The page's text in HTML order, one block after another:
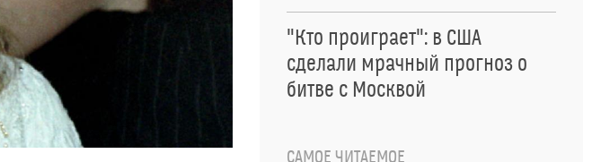
"Кто проиграет": в США
сделали мрачный прогноз о
битве с Москвой
САМОЕ ЧИТАЕМОЕ